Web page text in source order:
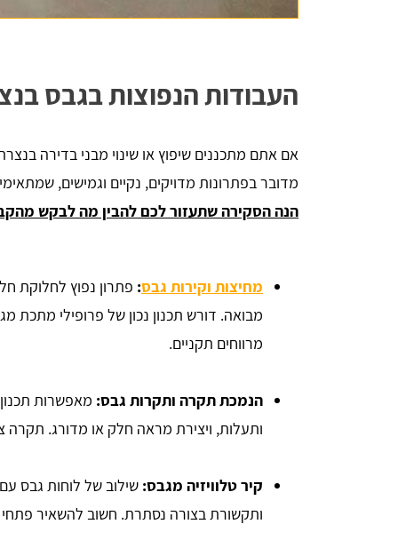
העבודות הנפוצות בגבס
אם אתם מתכננים שיפוץ או שינוי מבני בדירה
מדובר בפתרונות מדויקים, נקיים וגמישים,
הנה הסקירה שתעזור לכם להבין מה לבקש
מחיצות וקירות גבס: פתרון נפוץ לחלוקת
מרווחים תקניים.
הנמכת תקרה ותקרות גבס: מאפשרות
ותעלות, ויצירת מראה חלק או מדורג.
קיר טלוויזיה מגבס:
ותקשורת בצורה נסתרת. חשוב להשאיר פתחי